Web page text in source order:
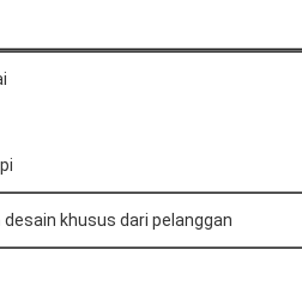
khusus dari pelanggan